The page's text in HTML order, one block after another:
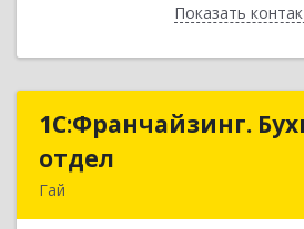
ПоказатьНазад
1С:Франчайзинг.
отдел
Гай
1С:Франчайзинг.